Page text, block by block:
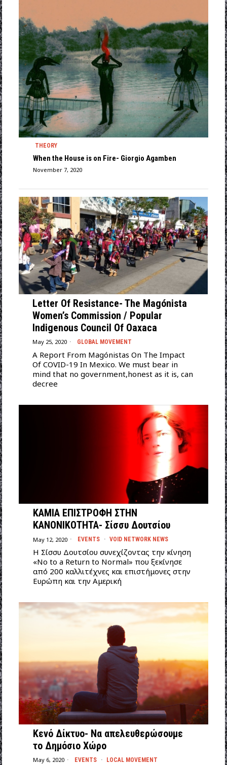
THEORY
When the House is on Fire- Giorgio Agamben
November 7, 2020
Letter Of Resistance- The Magónista
Women’s Commission / Popular
Indigenous Council Of Oaxaca
May 25, 2020 GLOBAL MOVEMENT
A Report From Magónistas On The Impact
Of COVID-19 In Mexico. We must bear in
mind that no government,honest as it is, can
decree
ΚΑΜΙΑ ΕΠΙΣΤΡΟΦΗ ΣΤΗΝ
ΚΑΝΟΝΙΚΟΤΗΤΑ- Σίσσυ Δουτσίου
May 12, 2020 EVENTS · VOID NETWORK NEWS
Η Σίσσυ Δουτσίου συνεχίζοντας την κίνηση
«No to a Return to Normal» που ξεκίνησε
από 200 καλλιτέχνες και επιστήμονες στην
Ευρώπη και την Αμερική
Κενό Δίκτυο- Να απελευθερώσουμε
το Δημόσιο Χώρο
May 6, 2020 EVENTS · LOCAL MOVEMENT